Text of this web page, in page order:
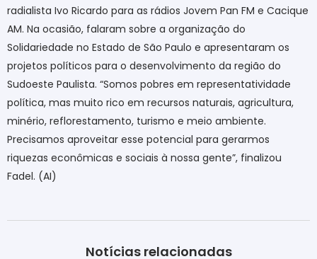
radialista Ivo Ricardo para as rádios Jovem Pan FM e Cacique
AM. Na ocasião, falaram sobre a organização do
Solidariedade no Estado de São Paulo e apresentaram os
projetos políticos para o desenvolvimento da região do
Sudoeste Paulista. “Somos pobres em representatividade
política, mas muito rico em recursos naturais, agricultura,
minério, reflorestamento, turismo e meio ambiente.
Precisamos aproveitar esse potencial para gerarmos
riquezas econômicas e sociais à nossa gente”, finalizou
Fadel. (AI)
Notícias relacionadas